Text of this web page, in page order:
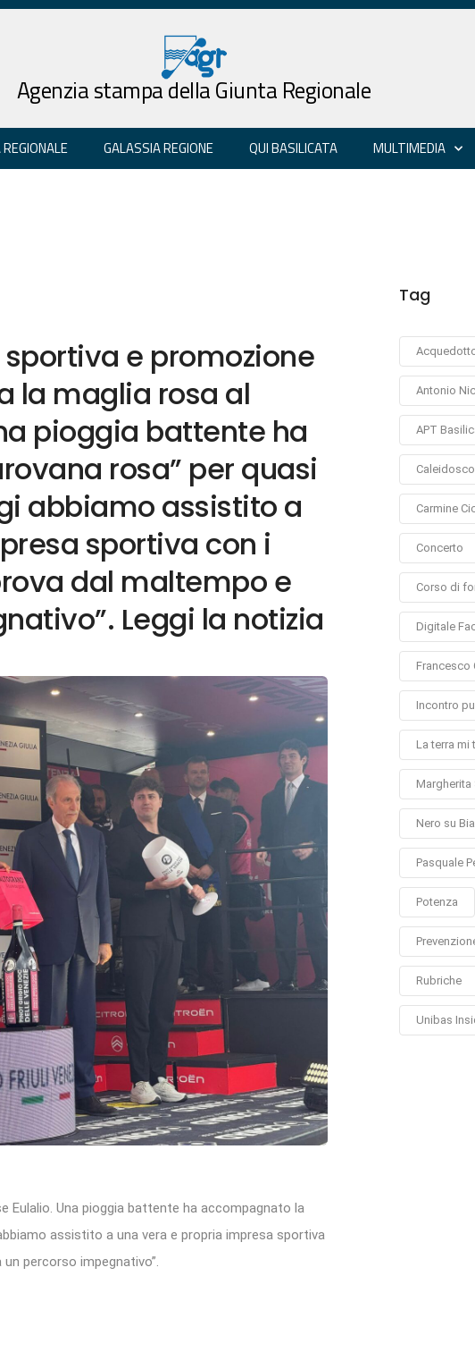
Agenzia stampa della Giunta Regionale
GALASSIA REGIONE QUI BASILICATA MULTIMEDIA
e promozione
la maglia rosa al
pioggia battente ha
rosa” per quasi
abbiamo assistito a
sportiva con i
dal maltempo e
Leggi la notizia
Eulalio. Una pioggia battente ha accompagnato la
assistito a una vera e propria impresa sportiva
percorso impegnativo”.
Tag
Antonio
APT
Carmine
Concerto
Corso di
Digitale
Francesco
Incontro
La terra mi
Margherita
Nero su
Pasquale
Potenza
Rubriche
Unibas